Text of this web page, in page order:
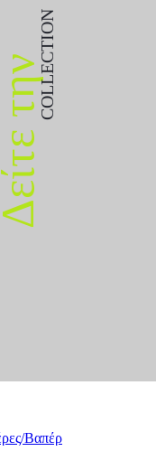
Δείτε τηνCOLLECTION
Βαπέρ